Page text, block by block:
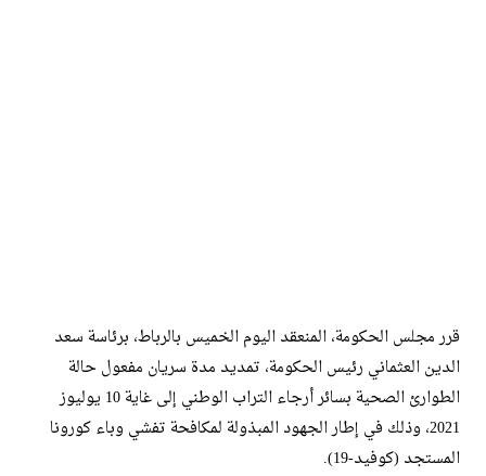
قرر مجلس الحكومة، المنعقد اليوم الخميس بالرباط، برئاسة سعد
الدين العثماني رئيس الحكومة، تمديد مدة سريان مفعول حالة
الطوارئ الصحية بسائر أرجاء التراب الوطني إلى غاية 10 يوليوز
2021، وذلك في إطار الجهود المبذولة لمكافحة تفشي وباء كورونا
المستجد (كوفيد-19).